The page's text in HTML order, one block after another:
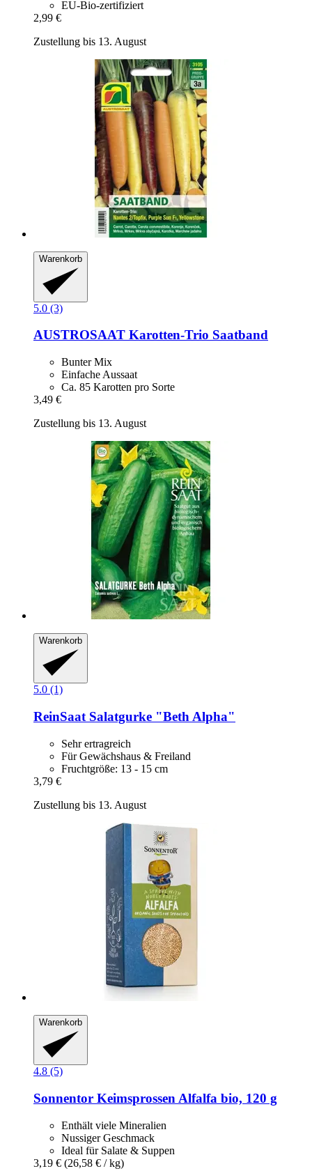
EU-Bio-zertifiziert
2,99 €
Zustellung bis 13. August
Warenkorb
5.0 (3)
AUSTROSAAT Karotten-​Trio Saatband
Bunter Mix
Einfache Aussaat
Ca. 85 Karotten pro Sorte
3,49 €
Zustellung bis 13. August
Warenkorb
5.0 (1)
ReinSaatSalatgurke "Beth Alpha"
Sehr ertragreich
Für Gewächshaus & Freiland
Fruchtgröße: 13 - 15 cm
3,79 €
Zustellung bis 13. August
Warenkorb
4.8 (5)
Sonnentor Keimsprossen Alfalfa bio, 120 g
Enthält viele Mineralien
Nussiger Geschmack
Ideal für Salate & Suppen
3,19 € (26,58 € / kg)